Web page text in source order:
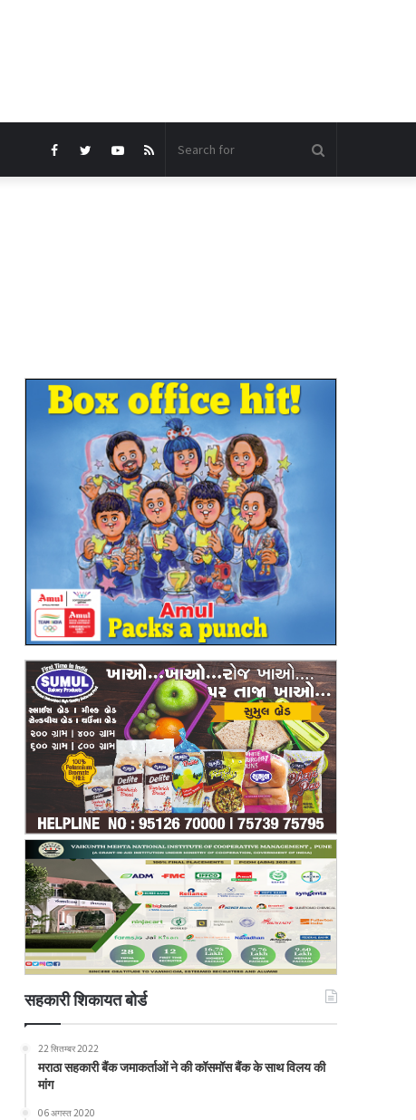
RSS
YouTube
Twitter
Facebook
सहकारी शिकायत बोर्ड
22 सितम्बर 2022
मराठा सहकारी बैंक जमाकर्ताओं ने की कॉसमॉस बैंक के साथ विलय की
मांग
06 अगस्त 2020